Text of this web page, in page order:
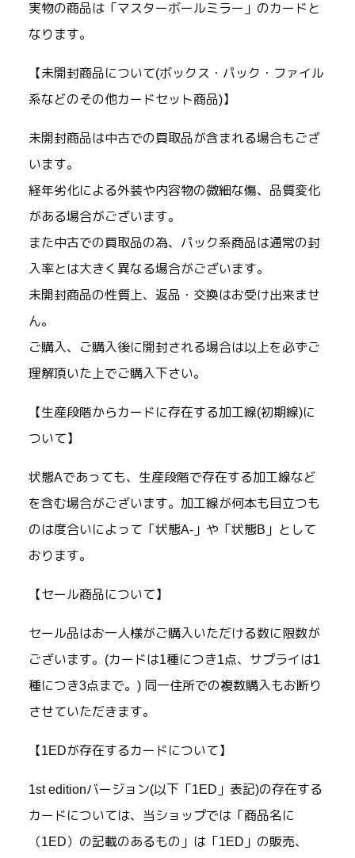
実物の商品は「マスターボールミラー」のカードと
なります。
【未開封商品について(ボックス・パック・ファイル
系などのその他カードセット商品)】
未開封商品は中古での買取品が含まれる場合もござ
います。
経年劣化による外装や内容物の微細な傷、品質変化
がある場合がございます。
また中古での買取品の為、パック系商品は通常の封
入率とは大きく異なる場合がございます。
未開封商品の性質上、返品・交換はお受け出来ませ
ん。
ご購入、ご購入後に開封される場合は以上を必ずご
理解頂いた上でご購入下さい。
【生産段階からカードに存在する加工線(初期線)に
ついて】
状態Aであっても、生産段階で存在する加工線など
を含む場合がございます。加工線が何本も目立つも
のは度合いによって「状態A-」や「状態B」として
おります。
【セール商品について】
セール品はお一人様がご購入いただける数に限数が
ございます。(カードは1種につき1点、サプライは1
種につき3点まで。) 同一住所での複数購入もお断り
させていただきます。
【1EDが存在するカードについて】
1st editionバージョン(以下「1ED」表記)の存在する
カードについては、当ショップでは「商品名に
（1ED）の記載のあるもの」は「1ED」の販売、